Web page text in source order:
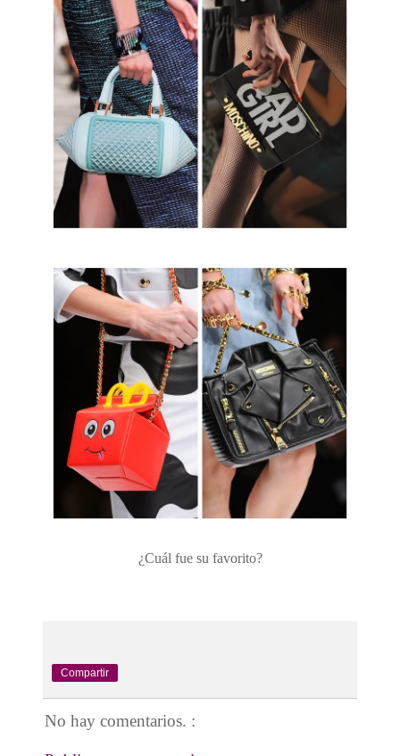
¿Cuál fue su favorito?
Compartir
No hay comentarios. :